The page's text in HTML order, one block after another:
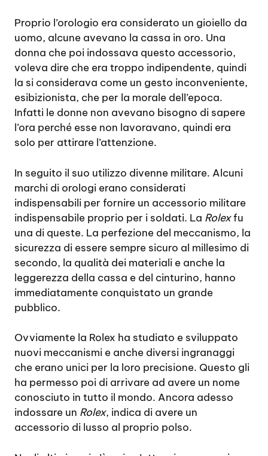
Proprio l’orologio era considerato un gioiello da
uomo, alcune avevano la cassa in oro. Una
donna che poi indossava questo accessorio,
voleva dire che era troppo indipendente, quindi
la si considerava come un gesto inconveniente,
esibizionista, che per la morale dell’epoca.
Infatti le donne non avevano bisogno di sapere
l’ora perché esse non lavoravano, quindi era
solo per attirare l’attenzione.
In seguito il suo utilizzo divenne militare. Alcuni
marchi di orologi erano considerati
indispensabili per fornire un accessorio militare
indispensabile proprio per i soldati. La Rolexfu
una di queste. La perfezione del meccanismo, la
sicurezza di essere sempre sicuro al millesimo di
secondo, la qualità dei materiali e anche la
leggerezza della cassa e del cinturino, hanno
immediatamente conquistato un grande
pubblico.
Ovviamente la Rolex ha studiato e sviluppato
nuovi meccanismi e anche diversi ingranaggi
che erano unici per la loro precisione. Questo gli
ha permesso poi di arrivare ad avere un nome
conosciuto in tutto il mondo. Ancora adesso
indossare un Rolex, indica di avere un
accessorio di lusso al proprio polso.